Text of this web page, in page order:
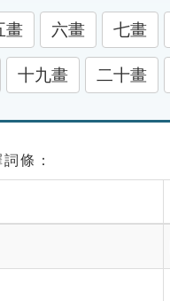
畫 六畫 七畫
十九畫 二十畫
條：